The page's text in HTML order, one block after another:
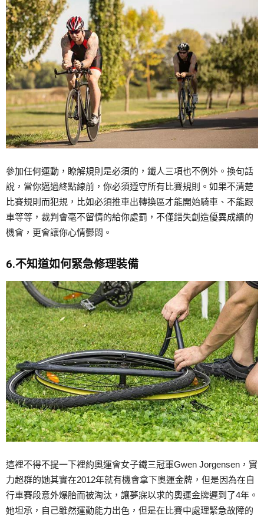
參加任何運動，瞭解規則是必須的，鐵人三項也不例外。換句話
說，當你邁過終點線前，你必須遵守所有比賽規則。如果不清楚
比賽規則而犯規，比如必須推車出轉換區才能開始騎車、不能跟
車等等，裁判會毫不留情的給你處罰，不僅錯失創造優異成績的
機會，更會讓你心情鬱悶。
6.不知道如何緊急修理裝備
這裡不得不提一下裡約奧運會女子鐵三冠軍Gwen Jorgensen，實
力超群的她其實在2012年就有機會拿下奧運金牌，但是因為在自
行車賽段意外爆胎而被淘汰，讓夢寐以求的奧運金牌遲到了4年。
她坦承，自己雖然運動能力出色，但是在比賽中處理緊急故障的